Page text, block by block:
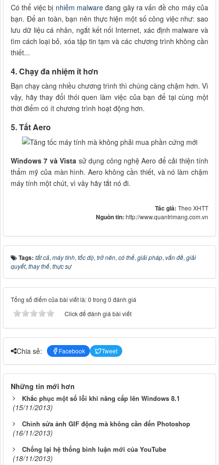
Có thể việc bị nhiễm malwaređang gây ra vấn đề cho máy của
bạn. Để an toàn, bạn nên thực hiện một số công việc như: sao
lưu dữ liệu cá nhân, ngắt kết nối Internet, xác định malware và
tìm cách loại bỏ, xóa tập tin tạm và các chương trình không cần
thiết...
4. Chạy đa nhiệm ít hơn
Bạn chạy càng nhiều chương trình thì chúng càng chậm hơn. Vì
vậy, hãy thay đổi thói quen làm việc của bạn để tại cùng một
thời điểm có ít chương trình hoạt động hơn.
5. Tắt Aero
Windows 7 và Vista sử dụng công nghệ Aero để cải thiện tính
thẩm mỹ của màn hình. Aero không cần thiết, và nó làm chậm
máy tính một chút, vì vây hãy tắt nó đi.
Tác giả: Theo XHTT
Nguồn tin: http://www.quantrimang.com.vn
Tags: tất cả, máy tính, tốc độ, trở nên, có thể, giải pháp, vấn đề, giải
quyết, thay thế, thực sự
Tổng số điểm của bài viết là: 0 trong 0 đánh giá
Click để đánh giá bài viết
Chia sẻ: Facebook Tweet
Những tin mới hơn
Khắc phục một số lỗi khi nâng cấp lên Windows 8.1
(15/11/2013)
Chỉnh sửa ảnh GIF động mà không cần đến Photoshop
(16/11/2013)
Chống lại hệ thống bình luận mới của YouTube
(18/11/2013)